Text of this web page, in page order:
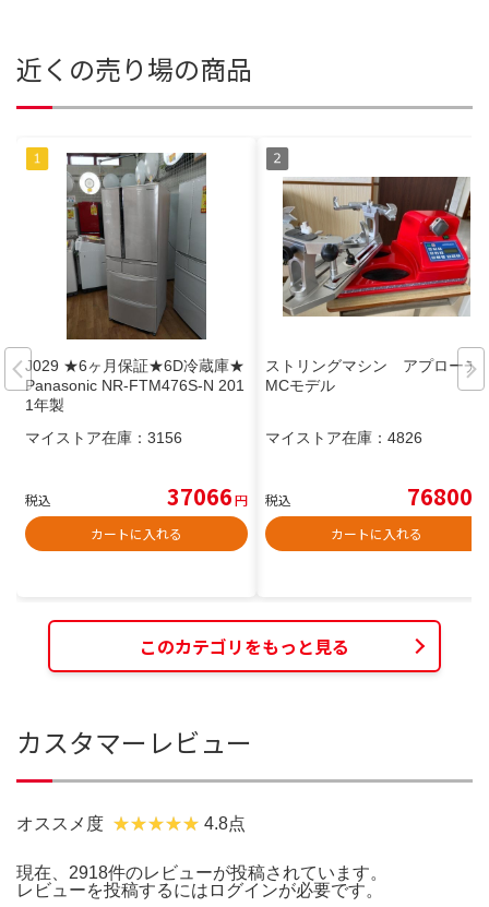
近くの売り場の商品
J029 ★6ヶ月保証★6D冷蔵庫★
Panasonic NR-FTM476S-N 201
1年製
マイストア在庫： 3156
税込 37066円
カートに入れる
ストリングマシン アプローチ
MCモデル
マイストア在庫： 4826
税込 76800
カートに入れる
このカテゴリをもっと見る
カスタマーレビュー
オススメ度 4.8点
現在、2918件のレビューが投稿されています。
レビューを投稿するには ログインが必要です。